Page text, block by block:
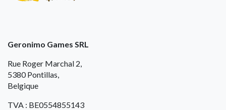
Geronimo Games SRL
Rue Roger Marchal 2,
5380 Pontillas,
Belgique
TVA : BE0554855143